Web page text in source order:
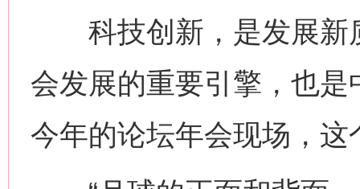
科技创新，是发展新
会发展的重要引擎，也
今年的论坛年会现场，